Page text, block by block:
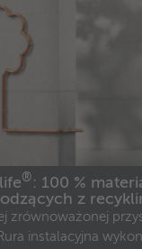
® : 100 %
z
zrównoważonej
instalacyjna